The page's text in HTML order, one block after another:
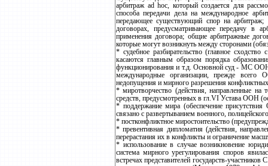
арбитраж ad hoc, который создается для
способа передачи дела на международное
передающее существующий спор на арбитраж;
договорах, предусматривающее передачу в
применения договора; общие арбитражные
которые могут возникнуть между сторонами
* судебное разбирательство (главное
касаются главным образом порядка
функционирования и т.д. Основной суд - МС
международные организации, прежде
недопущения и мирного разрешения
* миротворчество (действия, направленные
средств, предусмотренных в гл.VI Устава ООН
* поддержание мира (обеспечение
связано с развертыванием военного,
* постконфликтное миростоительство
* превентивная дипломатия (действия,
перерастания их в конфликты и ограничение
* использование в случае возникновение
система мирного урегулирования споров
встречах представителей государств-